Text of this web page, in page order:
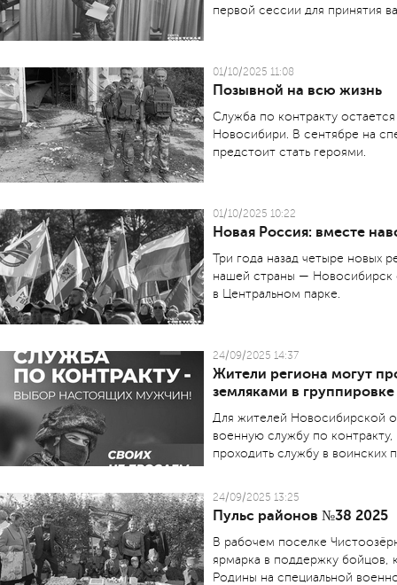
первой сессии для принятия
01/10/2025 11:08
Позывной на всю жизнь
Служба по контракту
Новосибири. В сентябре на
предстоит стать героями.
01/10/2025 10:22
Новая Россия: вместе
Три года назад четыре новых
нашей страны — Новосибирск
в Центральном парке.
24/09/2025 14:37
Жители региона могут
земляками в
Для жителей Новосибирской
военную службу по
проходить службу в воинских
24/09/2025 13:25
Пульс районов №38 2025
В рабочем поселке
ярмарка в поддержку бойцов,
Родины на специальной